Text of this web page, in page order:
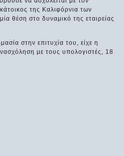
της Καλιφόρνια των
θέση στο δυναμικό της εταιρείας
στην επιτυχία του, είχε η
με τους υπολογιστές, 18